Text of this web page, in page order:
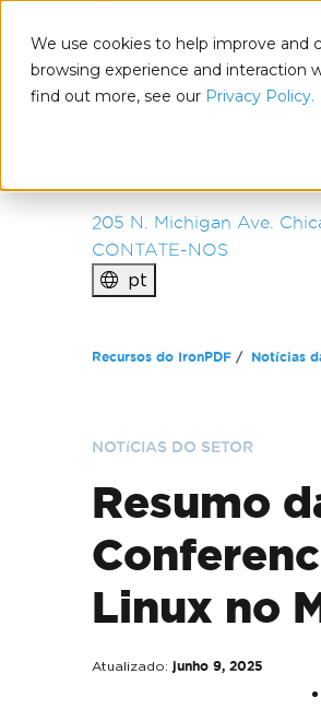
We use cookies to help improve and
browsing experience and interaction
find out more, see our Privacy Policy.
IRONSOFTWARE
PRODUTOS
EMPRESA
205 N. Michigan Ave.
CONTATE-NOS
pt
Recursos do IronPDF Notícias
NOTíCIAS DO SETOR
Resumo
Linux no
Atualizado: junho 9, 2025